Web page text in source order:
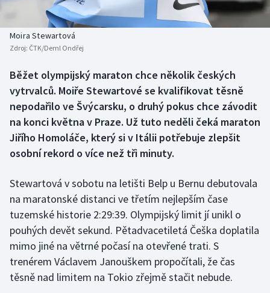
Boby a skeleton
Box
Curling
Dostihy
Florbal
Golf
Gymnastika
Házená
Jezdectví
AZ kvíz
Moira Stewartová
Zdroj: ČTK/Deml Ondřej
Běžet olympijský maraton chce několik českých
vytrvalců. Moiře Stewartové se kvalifikovat těsně
nepodařilo ve Švýcarsku, o druhý pokus chce závodit
na konci května v Praze. Už tuto neděli čeká maraton
Jiřího Homoláče, který si v Itálii potřebuje zlepšit
osobní rekord o více než tři minuty.
Stewartová v sobotu na letišti Belp u Bernu debutovala
na maratonské distanci ve třetím nejlepším čase
tuzemské historie 2:29:39. Olympijský limit jí unikl o
pouhých devět sekund. Pětadvacetiletá Češka doplatila
mimo jiné na větrné počasí na otevřené trati. S
trenérem Václavem Janouškem propočítali, že čas
těsně nad limitem na Tokio zřejmě stačit nebude.